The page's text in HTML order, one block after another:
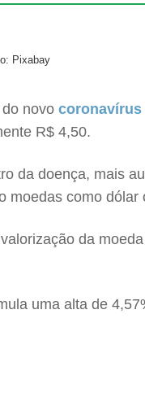
Pixabay
novo coronavírus
R$ 4,50.
da doença, mais
moedas como dólar
da
uma alta de